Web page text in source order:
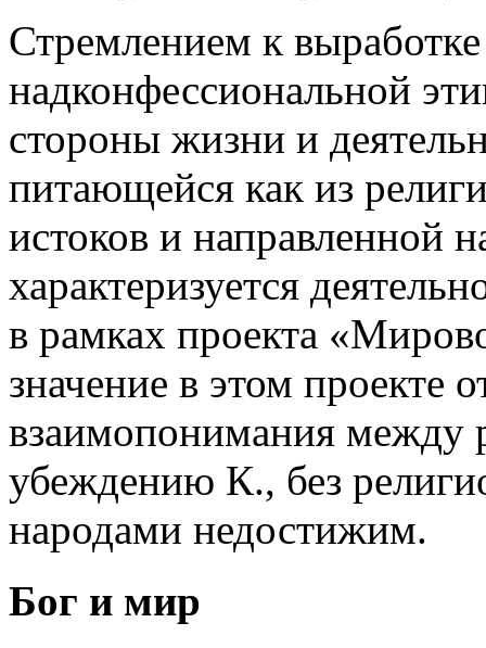
Стремлением к
надконфессиональной
стороны жизни и
питающейся как из
истоков и направленной
характеризуется
в рамках проекта
значение в этом проекте
взаимопонимания между
убеждению К., без
народами недостижим.
Бог и мир